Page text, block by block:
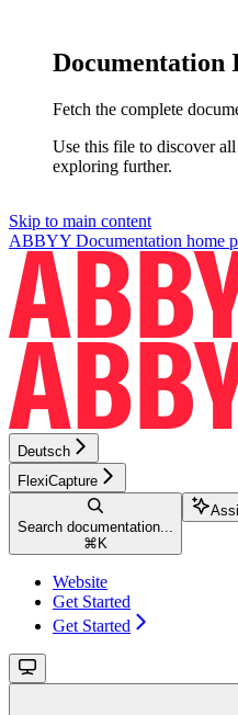
Documentation
Fetch the complete
Use this file to discover
exploring further.
Skip to main content
ABBYY Documentation home
Deutsch
FlexiCapture
Search documentation...
⌘ K
Website
Get Started
Get Started